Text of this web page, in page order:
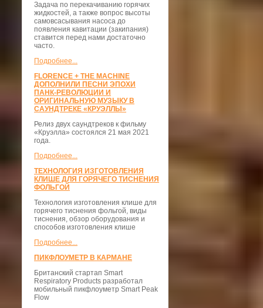
Задача по перекачиванию горячих
жидкостей, а также вопрос высоты
самовсасывания насоса до
появления кавитации (закипания)
ставится перед нами достаточно
часто.
Подробнее...
FLORENCE + THE MACHINE
ДОПОЛНИЛИ ПЕСНИ ЭПОХИ
ПАНК-РЕВОЛЮЦИИ И
ОРИГИНАЛЬНУЮ МУЗЫКУ В
САУНДТРЕКЕ «КРУЭЛЛЫ»
Релиз двух саундтреков к фильму
«Круэлла» состоялся 21 мая 2021
года.
Подробнее...
ТЕХНОЛОГИЯ ИЗГОТОВЛЕНИЯ
КЛИШЕ ДЛЯ ГОРЯЧЕГО ТИСНЕНИЯ
ФОЛЬГОЙ
Технология изготовления клише для
горячего тиснения фольгой, виды
тиснения, обзор оборудования и
способов изготовления клише
Подробнее...
ПИКФЛОУМЕТР В КАРМАНЕ
Британский стартап Smart
Respiratory Products разработал
мобильный пикфлоуметр Smart Peak
Flow